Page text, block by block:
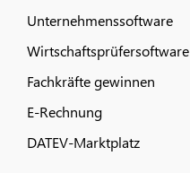
Unternehmenssoftware
Wirtschaftsprüfersoftware
Fachkräfte gewinnen
E-Rechnung
DATEV-Marktplatz